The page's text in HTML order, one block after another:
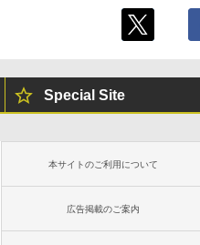
Special Site
本サイトのご利用について
広告掲載のご案内